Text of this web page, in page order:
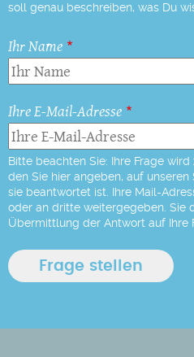
soll genau beschreiben, was Du
Ihr Name
Ihre E-Mail-Adresse
Bitte beachten Sie: Ihre Frage
den Sie hier angeben, auf
sie beantwortet ist. Ihre Mail-
oder an dritte weitergegeben. Sie
Übermittlung der Antwort auf Ihre